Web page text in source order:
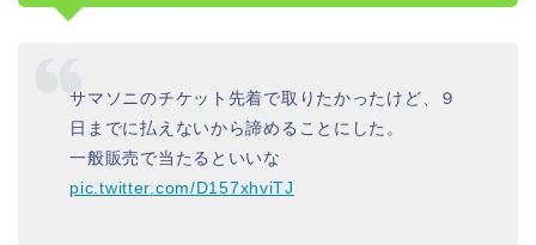
サマソニのチケット先着で取りたかったけど、９
日までに払えないから諦めることにした。
一般販売で当たるといいな
pic.twitter.com/D157xhviTJ